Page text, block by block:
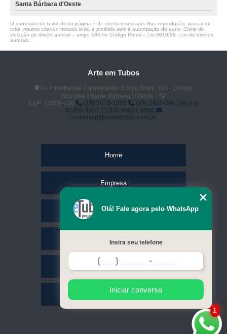
Santa Bárbara d'Oeste
O conteúdo do texto desta página é de direito reservado. Sua reprodução, parcial ou
total, mesmo citando nossos links, é proibida sem a autorização do autor. Crime de
violação de direito autoral – artigo 184 do Código Penal – Lei 9610/98 - Lei de direitos
autorais
Arte em Tubos
Av. Interdistrital Comendador Emílio Romi, 928 - Distrito
Industrial I Santa Bárbara D'Oeste - SP
CEP: 13456-120
(19) 3478-1086 (19) 3455-0843
(19)
97402-9007
(19) 99691-0680
comercial@artemtubos.com.br
Home
Empresa
Missão
Serviços
Contato
Mapa do site
1
Olá! Fale agora pelo WhatsApp
Insira seu telefone
Iniciar conversa